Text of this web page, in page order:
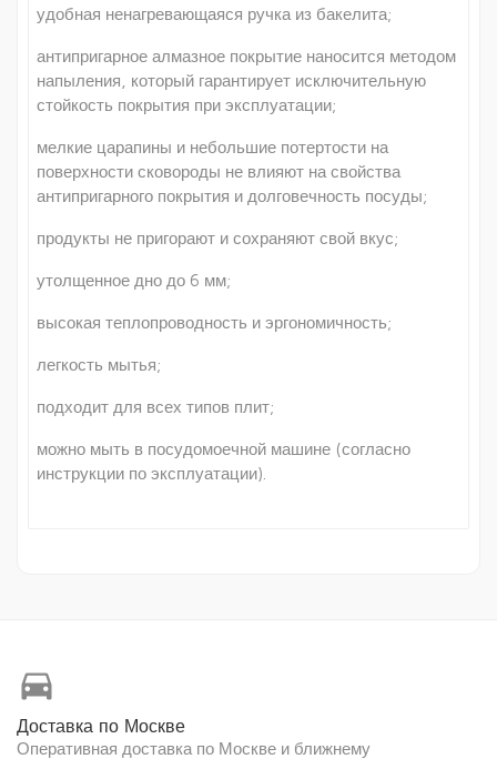
удобная ненагревающаяся ручка из бакелита;
антипригарное алмазное покрытие наносится методом
напыления, который гарантирует исключительную
стойкость покрытия при эксплуатации;
мелкие царапины и небольшие потертости на
поверхности сковороды не влияют на свойства
антипригарного покрытия и долговечность посуды;
продукты не пригорают и сохраняют свой вкус;
утолщенное дно до 6 мм;
высокая теплопроводность и эргономичность;
легкость мытья;
подходит для всех типов плит;
можно мыть в посудомоечной машине (согласно
инструкции по эксплуатации).
directions_car
Доставка по Москве
Оперативная доставка по Москве и ближнему